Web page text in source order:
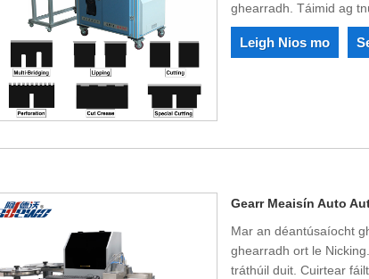
ghearradh. Táimid ag
Leigh Nios mo
Gearr Meaisín Auto
Mar an déantúsaíocht
ghearradh ort le
tráthúil duit. Cuirtear